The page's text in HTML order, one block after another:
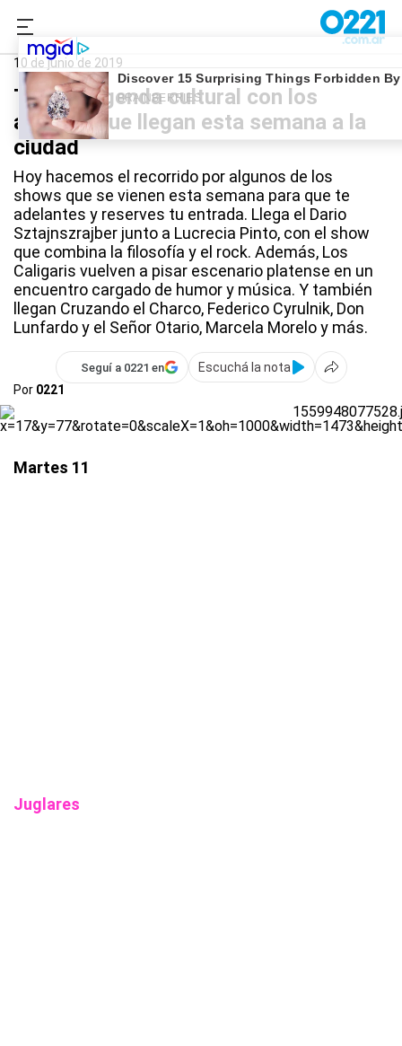
0221.com.ar
10 de junio de 2019
Toda la agenda cultural con los
artistas que llegan esta semana a la
ciudad
Hoy hacemos el recorrido por algunos de los
shows que se vienen esta semana para que te
adelantes y reserves tu entrada. Llega el Dario
Sztajnszrajber junto a Lucrecia Pinto, con el show
que combina la filosofía y el rock. Además, Los
Caligaris vuelven a pisar escenario platense en un
encuentro cargado de humor y música. Y también
llegan Cruzando el Charco, Federico Cyrulnik, Don
Lunfardo y el Señor Otario, Marcela Morelo y más.
Seguí a 0221 en
Escuchá la nota
Por 0221
Martes 11
Juglares